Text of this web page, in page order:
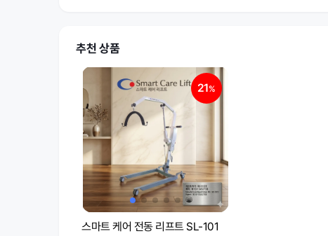
추천 상품
21%
스마트 케어 전동 리프트 SL-101